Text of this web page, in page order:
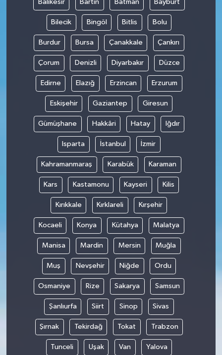
Balıkesir Bartın Batman Bayburt
Bilecik Bingöl Bitlis Bolu
Burdur Bursa Çanakkale Çankırı
Çorum Denizli Diyarbakır Düzce
Edirne Elazığ Erzincan Erzurum
Eskişehir Gaziantep Giresun
Gümüşhane Hakkâri Hatay Iğdır
Isparta İstanbul İzmir
Kahramanmaraş Karabük Karaman
Kars Kastamonu Kayseri Kilis
Kırıkkale Kırklareli Kırşehir
Kocaeli Konya Kütahya Malatya
Manisa Mardin Mersin Muğla
Muş Nevşehir Niğde Ordu
Osmaniye Rize Sakarya Samsun
Şanlıurfa Siirt Sinop Sivas
Şırnak Tekirdağ Tokat Trabzon
Tunceli Uşak Van Yalova